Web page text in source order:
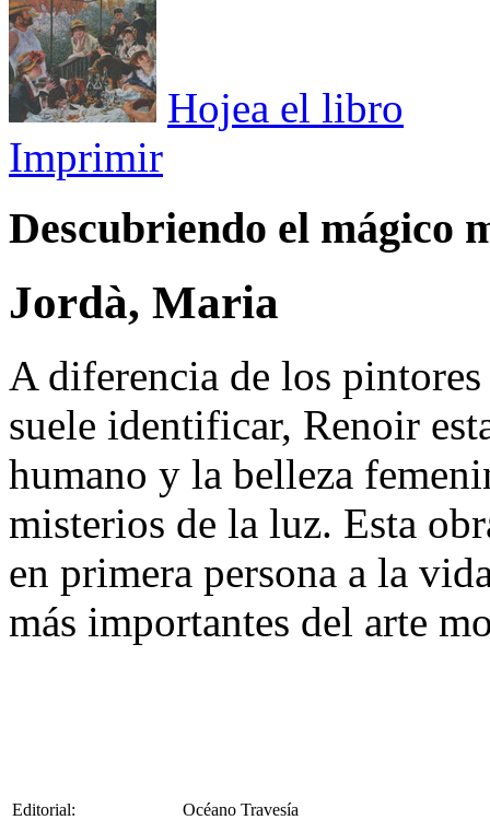
Hojea el libro
Imprimir
Descubriendo el mágico
Jordà, Maria
A diferencia de los
suele identificar, Renoir
humano y la belleza
misterios de la luz. Esta
en primera persona a la
más importantes del arte
Editorial:
Océano Travesía